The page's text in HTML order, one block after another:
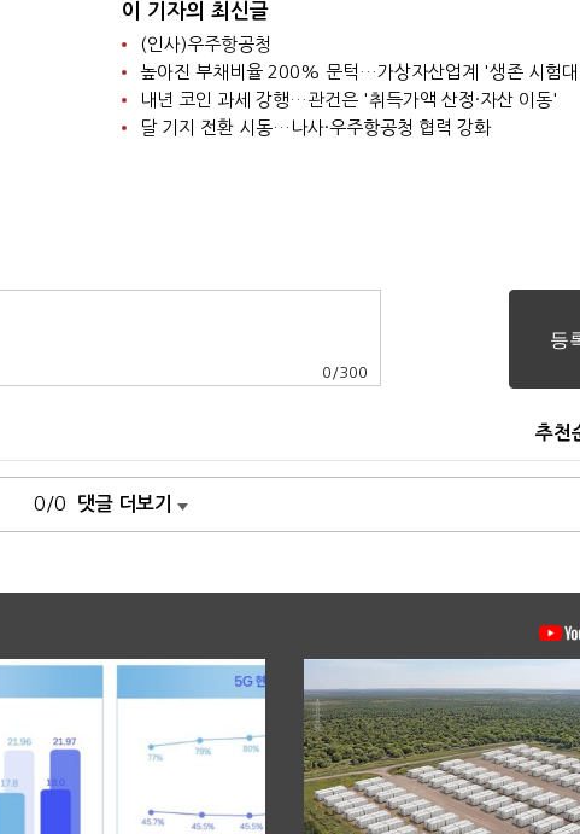
이 기자의 최신글
(인사)우주항공청
높아진 부채비율 200% 문턱…가상자산업계 '생존 시험
내년 코인 과세 강행…관건은 '취득가액 산정·자산 이동'
달 기지 전환 시동…나사·우주항공청 협력 강화
0 /300
추천
0/0 댓글 더보기